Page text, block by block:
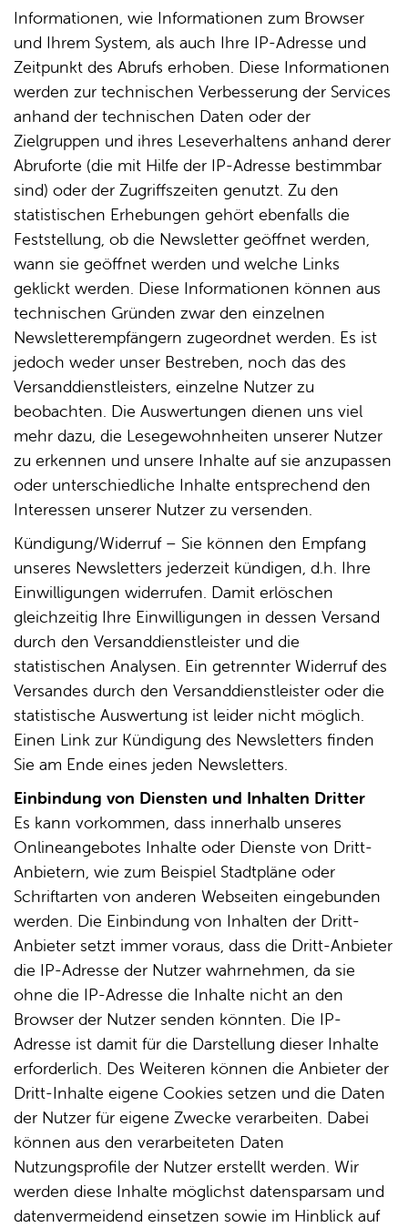
Informationen, wie Informationen zum Browser
und Ihrem System, als auch Ihre IP-Adresse und
Zeitpunkt des Abrufs erhoben. Diese Informationen
werden zur technischen Verbesserung der Services
anhand der technischen Daten oder der
Zielgruppen und ihres Leseverhaltens anhand derer
Abruforte (die mit Hilfe der IP-Adresse bestimmbar
sind) oder der Zugriffszeiten genutzt. Zu den
statistischen Erhebungen gehört ebenfalls die
Feststellung, ob die Newsletter geöffnet werden,
wann sie geöffnet werden und welche Links
geklickt werden. Diese Informationen können aus
technischen Gründen zwar den einzelnen
Newsletterempfängern zugeordnet werden. Es ist
jedoch weder unser Bestreben, noch das des
Versanddienstleisters, einzelne Nutzer zu
beobachten. Die Auswertungen dienen uns viel
mehr dazu, die Lesegewohnheiten unserer Nutzer
zu erkennen und unsere Inhalte auf sie anzupassen
oder unterschiedliche Inhalte entsprechend den
Interessen unserer Nutzer zu versenden.
Kündigung/Widerruf – Sie können den Empfang
unseres Newsletters jederzeit kündigen, d.h. Ihre
Einwilligungen widerrufen. Damit erlöschen
gleichzeitig Ihre Einwilligungen in dessen Versand
durch den Versanddienstleister und die
statistischen Analysen. Ein getrennter Widerruf des
Versandes durch den Versanddienstleister oder die
statistische Auswertung ist leider nicht möglich.
Einen Link zur Kündigung des Newsletters finden
Sie am Ende eines jeden Newsletters.
Einbindung von Diensten und Inhalten Dritter
Es kann vorkommen, dass innerhalb unseres
Onlineangebotes Inhalte oder Dienste von Dritt-
Anbietern, wie zum Beispiel Stadtpläne oder
Schriftarten von anderen Webseiten eingebunden
werden. Die Einbindung von Inhalten der Dritt-
Anbieter setzt immer voraus, dass die Dritt-Anbieter
die IP-Adresse der Nutzer wahrnehmen, da sie
ohne die IP-Adresse die Inhalte nicht an den
Browser der Nutzer senden könnten. Die IP-
Adresse ist damit für die Darstellung dieser Inhalte
erforderlich. Des Weiteren können die Anbieter der
Dritt-Inhalte eigene Cookies setzen und die Daten
der Nutzer für eigene Zwecke verarbeiten. Dabei
können aus den verarbeiteten Daten
Nutzungsprofile der Nutzer erstellt werden. Wir
werden diese Inhalte möglichst datensparsam und
datenvermeidend einsetzen sowie im Hinblick auf